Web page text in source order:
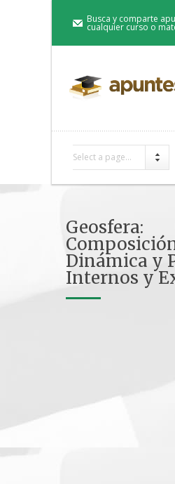
Busca y comparte
cualquier curso o
Select a page...
Geosfera:
Dinámica y
Internos y